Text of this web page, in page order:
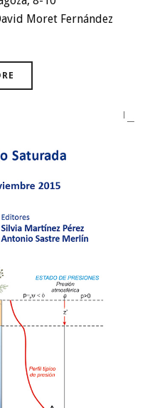
Moret Fernández